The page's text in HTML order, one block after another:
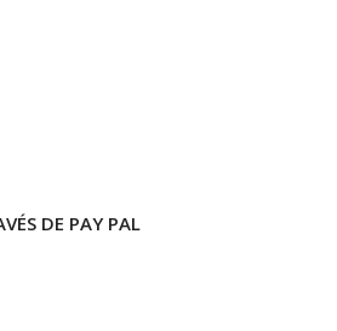
DE PAY PAL